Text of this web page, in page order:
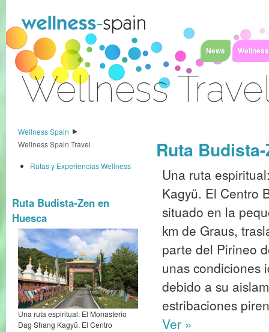
News
Wellness
Wellness Spain
Wellness Spain Travel
Rutas y Experiencias Wellness
Ruta Budista-Zen en
Huesca
Una ruta espiritual: El Monasterio
Dag Shang Kagyü. El Centro
Ruta
Una ruta
Kagyü. El Centro
situado en la
km de Graus,
parte del Pirineo
unas condiciones
debido a su
estribaciones
Ver »